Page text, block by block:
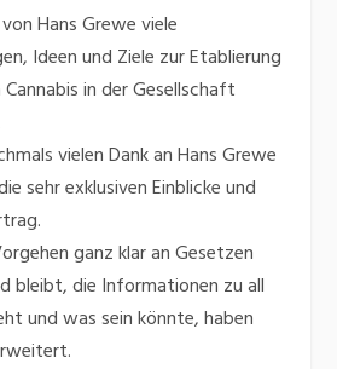
Hans Grewe viele
Ideen und Ziele zur Etablierung
in der Gesellschaft
vielen Dank an Hans Grewe
sehr exklusiven Einblicke und
ganz klar an Gesetzen
bleibt, die Informationen zu all
und was sein könnte, haben